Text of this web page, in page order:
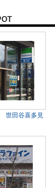
世田谷喜多見